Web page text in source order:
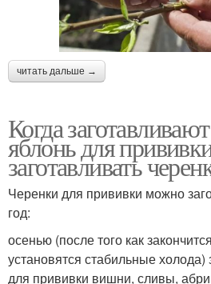
читать дальше →
Когда
яблонь для
заготавливать
Черенки для прививки можно
год:
осенью (после того как
установятся стабильные холода)
для прививки вишни, сливы,